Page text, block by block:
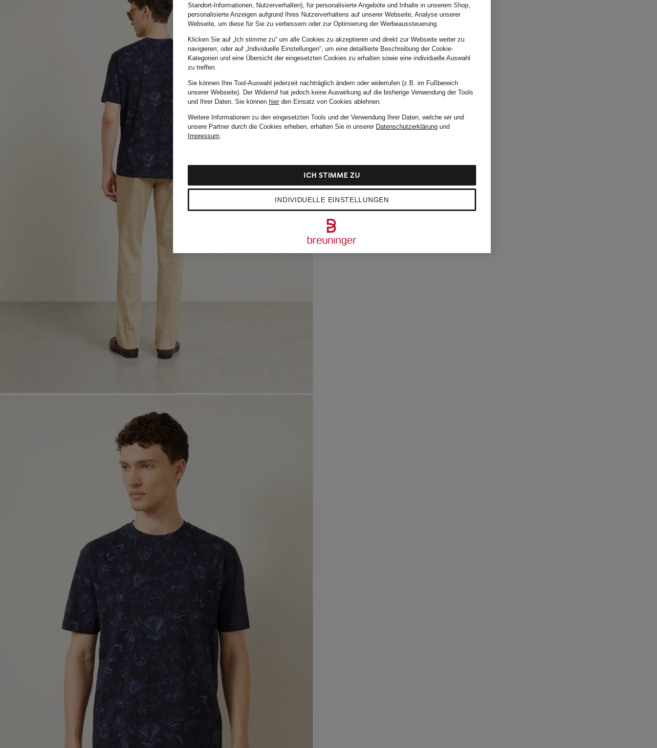
Standort-Informationen, Nutzerverhalten), für personalisierte Angebote und Inhalte in unserem Shop,
personalisierte Anzeigen aufgrund Ihres Nutzerverhaltens auf unserer Webseite, Analyse unserer
Webseite, um diese für Sie zu verbessern oder zur Optimierung der Werbeaussteuerung.
Klicken Sie auf „Ich stimme zu“ um alle Cookies zu akzeptieren und direkt zur Webseite weiter zu
navigieren; oder auf „Individuelle Einstellungen“, um eine detaillierte Beschreibung der Cookie-
Kategorien und eine Übersicht der eingesetzten Cookies zu erhalten sowie eine individuelle Auswahl
zu treffen.
Sie können Ihre Tool-Auswahl jederzeit nachträglich ändern oder widerrufen (z.B. im Fußbereich
unserer Webseite). Der Widerruf hat jedoch keine Auswirkung auf die bisherige Verwendung der Tools
und Ihrer Daten. Sie können hierden Einsatz von Cookies ablehnen.
Weitere Informationen zu den eingesetzten Tools und der Verwendung Ihrer Daten, welche wir und
unsere Partner durch die Cookies erheben, erhalten Sie in unserer Datenschutzerklärung und
Impressum.
INDIVIDUELLE EINSTELLUNGEN
ICH STIMME ZU